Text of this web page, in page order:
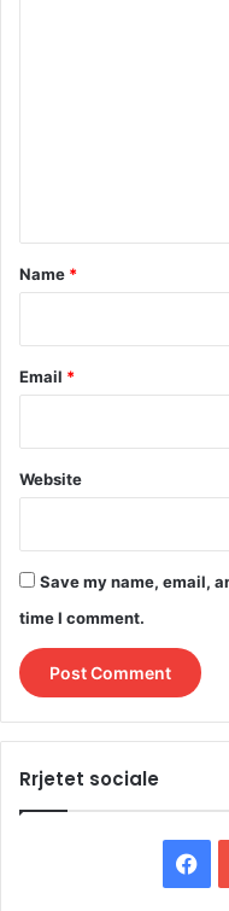
*
Name *
Email *
Website
Save my name, email,
time I comment.
Rrjetet sociale